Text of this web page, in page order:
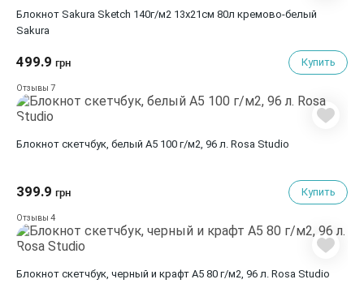
Блокнот Sakura Sketch 140г/м2 13х21см 80л кремово-белый
Sakura
499.9 грн Купить
Отзывы 7
Блокнот скетчбук, белый А5 100 г/м2, 96 л. Rosa Studio
399.9 грн Купить
Отзывы 4
Блокнот скетчбук, черный и крафт А5 80 г/м2, 96 л. Rosa Studio